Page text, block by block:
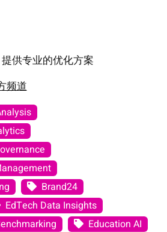
供专业的优化方案
频道
Brand24
EdTech Data Insights
Education AI